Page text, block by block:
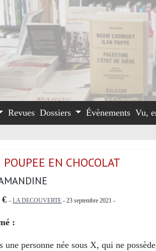
Revues Dossiers Évènements Vu,
POUPEE EN CHOCOLAT
€ -LA DECOUVERTE - 23 septembre 2021 -
:
une personne née sous X, qui ne